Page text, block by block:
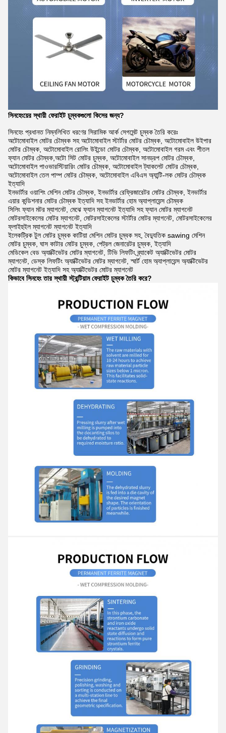
সিনহেংয়ের স্থায়ী ফেরাইট চুম্বকগুলো কিসের জন্য?
সিনহেং প্রধানত নিম্নলিখিত ধরণের সিরামিক আর্ক সেগমেন্ট চুম্বক তৈরি করেঃ
অটোমোবাইল মোটর চৌম্বক সহ অটোমোবাইল স্টার্টার মোটর চৌম্বক, অটোমোবাইল উইপার
মোটর চৌম্বক, অটোমোবাইল রোলিং উইন্ডো মোটর চৌম্বক, অটোমোবাইল গরম এবং শীতল
ফ্যান মোটর চৌম্বক,অটো সিট মোটর চুম্বক, অটোমোবাইল সানড্রপ মোটর চৌম্বক,
অটোমোবাইল পাওভারস্টিয়ারিং মোটর চৌম্বক, অটোমোবাইল ট্যাকলেট মোটর চৌম্বক,
অটোমোবাইল তেল পাম্প মোটর চৌম্বক, অটোমোবাইল এবিএস অ্যান্টি-লক মোটর চৌম্বক
ইত্যাদি
ইনভার্টার ওয়াশিং মেশিন মোটর চৌম্বক, ইনভার্টার রেফ্রিজারেটর মোটর চৌম্বক, ইনভার্টার
এয়ার কন্ডিশনার মোটর চৌম্বক ইত্যাদি সহ ইনভার্টার হোম অ্যাপ্লায়েন্স চৌম্বক
সিলিং ফ্যান মটর ম্যাগনেট, মেঝে ফ্যান ম্যাগনেট ইত্যাদি সহ ফ্যান মোটর ম্যাগনেট
মোটরসাইকেলের মোটর ম্যাগনেট, মোটরসাইকেলের স্টার্টার মোটর ম্যাগনেট, মোটরসাইকেলের
ফ্লাইহুইল ম্যাগনেট ম্যাগনেট ইত্যাদি
ইলেকট্রিক টুল মোটর চুম্বক কাটিয়া মেশিন মোটর চুম্বক সহ, বৈদ্যুতিক sawing মেশিন
মোটর চুম্বক, ঘাস কাটার মোটর চুম্বক, পেট্রল জেনারেটর চুম্বক, ইত্যাদি
মেডিকেল বেড অ্যাক্টিভেটর মোটর ম্যাগনেট, টিভি লিফটিং ব্র্যাকেট অ্যাক্টিভেটর মোটর
ম্যাগনেট, ডেস্ক লিফটিং অ্যাক্টিভেটর মোটর ম্যাগনেট, স্মার্ট হোম অ্যাপ্লায়েন্স অ্যাক্টিভেটর
মোটর ম্যাগনেট ইত্যাদি সহ অ্যাক্টিভেটর মোটর ম্যাগনেট
কিভাবে সিনহেং তার স্থায়ী স্ট্রন্টিয়াম ফেরাইট চুম্বক তৈরি করে?